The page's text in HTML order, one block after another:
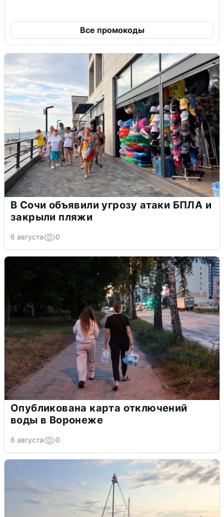
Все промокоды
В Сочи объявили угрозу атаки БПЛА и
закрыли пляжи
6 августа 0
Опубликована карта отключений
воды в Воронеже
6 августа 0